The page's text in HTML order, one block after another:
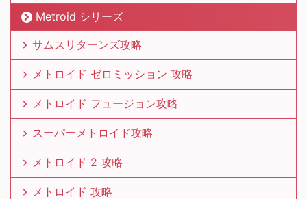
Metroid シリーズ
サムスリターンズ攻略
メトロイド ゼロミッション 攻略
メトロイド フュージョン攻略
スーパーメトロイド攻略
メトロイド 2 攻略
メトロイド 攻略